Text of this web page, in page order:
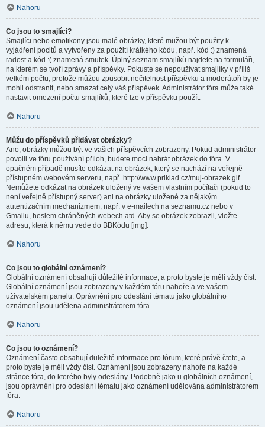
Nahoru
Co jsou to smajlíci?
Smajlíci nebo emotikony jsou malé obrázky, které můžou být použity k
vyjádření pocitů a vytvořeny za použití krátkého kódu, např. kód :) znamená
radost a kód :( znamená smutek. Úplný seznam smajlíků najdete na formuláři,
na kterém se tvoří zprávy a příspěvky. Pokuste se nepoužívat smajlíky v příliš
velkém počtu, protože můžou způsobit nečitelnost příspěvku a moderátoři by je
mohli odstranit, nebo smazat celý váš příspěvek. Administrátor fóra může také
nastavit omezení počtu smajlíků, které lze v příspěvku použít.
Nahoru
Můžu do příspěvků přidávat obrázky?
Ano, obrázky můžou být ve vašich příspěvcích zobrazeny. Pokud administrátor
povolil ve fóru používání příloh, budete moci nahrát obrázek do fóra. V
opačném případě musíte odkázat na obrázek, který se nachází na veřejně
přístupném webovém serveru, např. http://www.priklad.cz/muj-obrazek.gif.
Nemůžete odkázat na obrázek uložený ve vašem vlastním počítači (pokud to
není veřejně přístupný server) ani na obrázky uložené za nějakým
autentizačním mechanizmem, např. v e-mailech na seznamu.cz nebo v
Gmailu, heslem chráněných webech atd. Aby se obrázek zobrazil, vložte
adresu, která k němu vede do BBKódu [img].
Nahoru
Co jsou to globální oznámení?
Globální oznámení obsahují důležité informace, a proto byste je měli vždy číst.
Globální oznámení jsou zobrazeny v každém fóru nahoře a ve vašem
uživatelském panelu. Oprávnění pro odeslání tématu jako globálního
oznámení jsou udělena administrátorem fóra.
Nahoru
Co jsou to oznámení?
Oznámení často obsahují důležité informace pro fórum, které právě čtete, a
proto byste je měli vždy číst. Oznámení jsou zobrazeny nahoře na každé
stránce fóra, do kterého byly odeslány. Podobně jako u globálních oznámení,
jsou oprávnění pro odeslání tématu jako oznámení udělována administrátorem
fóra.
Nahoru